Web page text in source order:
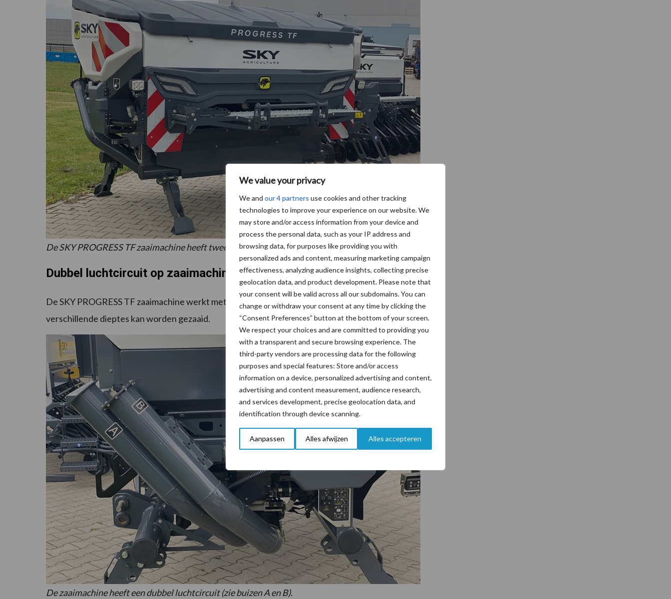
We value your privacy
We and our 4 partners use cookies and other tracking
technologies to improve your experience on our website. We
may store and/or access information from your device and
process the personal data, such as your IP address and
browsing data, for purposes like providing you with
personalized ads and content, measuring marketing campaign
effectiveness, analyzing audience insights, collecting precise
geolocation data, and product development. Please note that
your consent will be valid across all our subdomains. You can
change or withdraw your consent at any time by clicking the
“Consent Preferences” button at the bottom of your screen.
We respect your choices and are committed to providing you
with a transparent and secure browsing experience. The
third-party vendors are processing data for the following
purposes and special features: Store and/or access
information on a device, personalized advertising and content,
advertising and content measurement, audience research,
and services development, precise geolocation data, and
identification through device scanning.
Aanpassen Alles afwijzen Alles accepteren
De SKY PROGRESS TF zaaimachine heeft twee tot vier fronttanks.
Dubbel luchtcircuit op zaaimachine
De SKY PROGRESS TF zaaimachine werkt met een dubbel luchtcircuit, waardoor op twee
verschillende dieptes kan worden gezaaid.
De zaaimachine heeft een dubbel luchtcircuit (zie buizen A en B).